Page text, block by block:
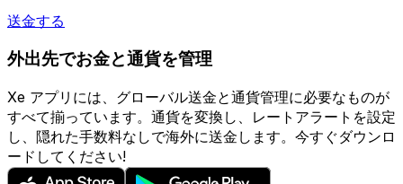
送金する
外出先でお金と通貨を管理
Xe アプリには、グローバル送金と通貨管理に必要なものが
すべて揃っています。通貨を変換し、レートアラートを設定
し、隠れた手数料なしで海外に送金します。今すぐダウンロ
ードしてください!